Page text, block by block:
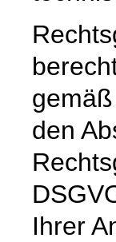
den
Ihrer